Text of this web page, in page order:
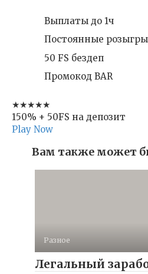
Выплаты до 1ч
Постоянные
50 FS бездеп
Промокод BAR
★★★★★
150% + 50FS на депозит
Play Now
Вам также может
Разное
Легальный